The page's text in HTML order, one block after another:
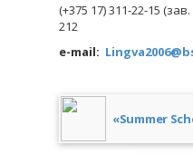
(+375 17) 311-22-15
212
e-mail:
«Summer